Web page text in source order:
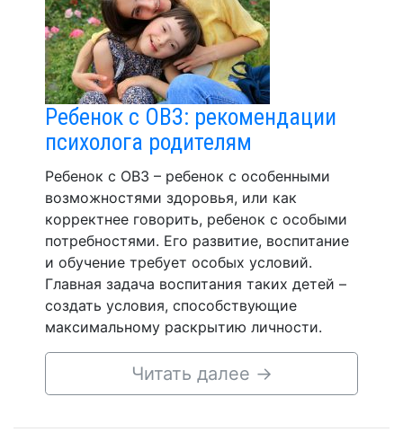
Ребенок с ОВЗ: рекомендации
психолога родителям
Ребенок с ОВЗ – ребенок с особенными
возможностями здоровья, или как
корректнее говорить, ребенок с особыми
потребностями. Его развитие, воспитание
и обучение требует особых условий.
Главная задача воспитания таких детей –
создать условия, способствующие
максимальному раскрытию личности.
Читать далее →